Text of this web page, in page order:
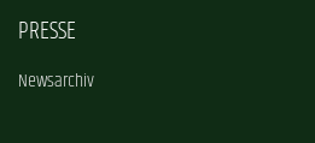
PRESSE
Newsarchiv